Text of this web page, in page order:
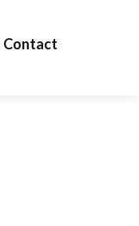
Contact